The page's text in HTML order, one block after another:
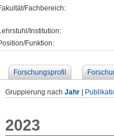
Fachbereich:
Institution:
Funktion:
Forschungsprofil
Gruppierung nach Jahr
2023